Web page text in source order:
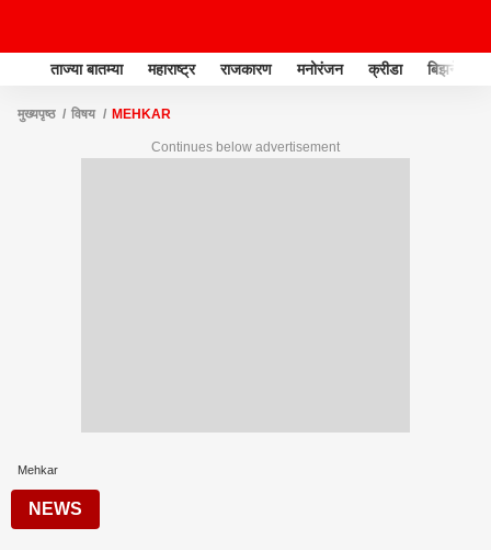
ताज्या बातम्या महाराष्ट्र राजकारण मनोरंजन क्रीडा बिझनेस
मुख्यपृष्ठ विषय MEHKAR
Continues below advertisement
Mehkar
NEWS